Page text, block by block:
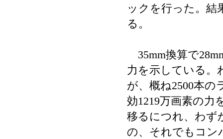
ックを行った。結
る。
35mm換算で
力を示している。
が、概ね2500本
効1219万画素の力
移るにつれ、わず
の、それでもコン